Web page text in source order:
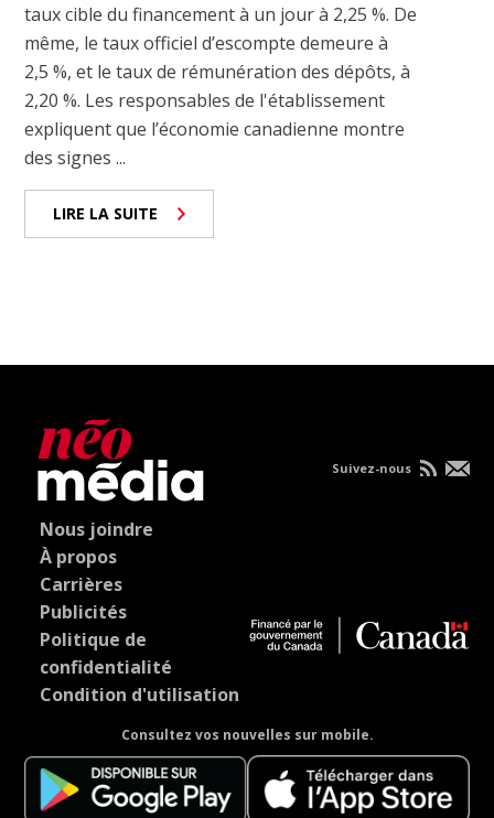
taux cible du financement à un jour à 2,25 %. De
même, le taux officiel d’escompte demeure à
2,5 %, et le taux de rémunération des dépôts, à
2,20 %. Les responsables de l'établissement
expliquent que l’économie canadienne montre
des signes ...
LIRE LA SUITE
Nous joindre
À propos
Carrières
Publicités
Politique de
confidentialité
Condition d'utilisation
Consultez vos nouvelles sur mobile.
Suivez-nous